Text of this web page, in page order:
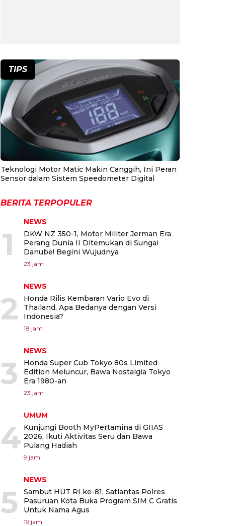
TIPS
Teknologi Motor Matic Makin Canggih, Ini Peran
Sensor dalam Sistem Speedometer Digital
BERITA TERPOPULER
1
NEWS
DKW NZ 350-1, Motor Militer Jerman Era
Perang Dunia II Ditemukan di Sungai
Danube! Begini Wujudnya
23 jam
2
NEWS
Honda Rilis Kembaran Vario Evo di
Thailand, Apa Bedanya dengan Versi
Indonesia?
18 jam
3
NEWS
Honda Super Cub Tokyo 80s Limited
Edition Meluncur, Bawa Nostalgia Tokyo
Era 1980-an
23 jam
4
UMUM
Kunjungi Booth MyPertamina di GIIAS
2026, Ikuti Aktivitas Seru dan Bawa
Pulang Hadiah
9 jam
5
NEWS
Sambut HUT RI ke-81, Satlantas Polres
Pasuruan Kota Buka Program SIM C Gratis
Untuk Nama Agus
19 jam